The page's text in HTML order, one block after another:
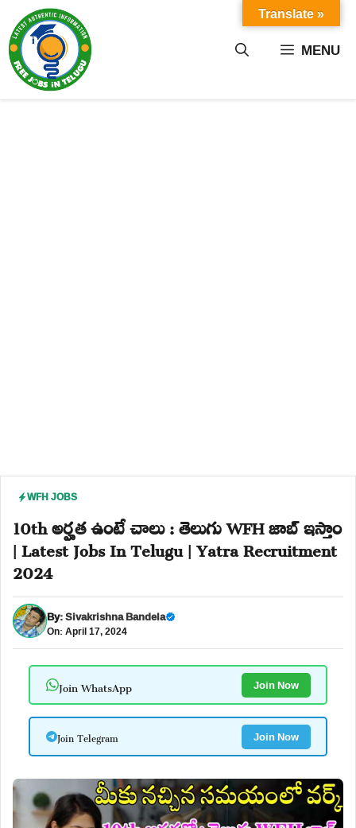
content MENU
WFH JOBS
10th అర్హత ఉంటే చాలు : తెలుగు WFH జాబ్ ఇస్తాం
| Latest Jobs In Telugu | Yatra Recruitment
2024
By:Sivakrishna Bandela
On: April 17, 2024
Join WhatsApp Join Now
Join Telegram Join Now
Translate »